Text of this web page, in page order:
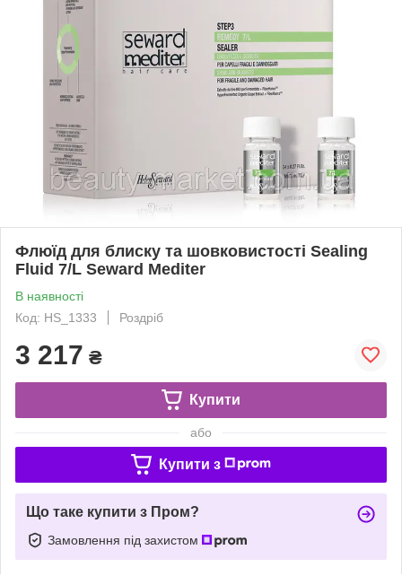
Флюїд для блиску та шовковистості Sealing
Fluid 7/L Seward Mediter
В наявності
Код: HS_1333
Роздріб
3 217 ₴
Купити
або
Купити з
Що таке купити з Пром?
Замовлення під захистом